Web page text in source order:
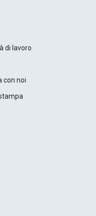
di lavoro
con noi